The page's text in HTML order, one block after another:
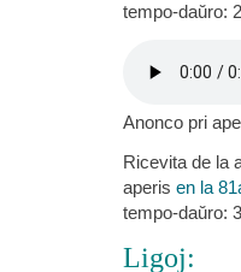
tempo-daŭro:
Anonco pri
Ricevita de la
aperis en la
tempo-daŭro:
Ligoj: